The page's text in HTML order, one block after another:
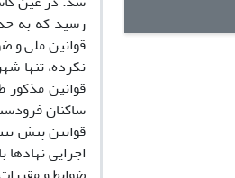
رسید که به
قوانین ملی و
نکرده، تنها
قوانین
ساکنان
قوانین پیش
اجرایی